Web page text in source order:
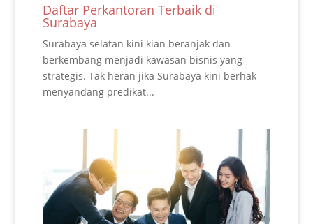
Daftar Perkantoran Terbaik di
Surabaya
Surabaya selatan kini kian beranjak dan
berkembang menjadi kawasan bisnis yang
strategis. Tak heran jika Surabaya kini berhak
menyandang predikat...